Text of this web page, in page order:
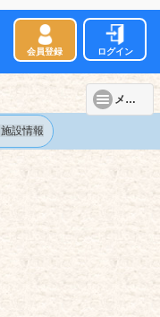
会員登録 ログイン
メニュー
施設情報